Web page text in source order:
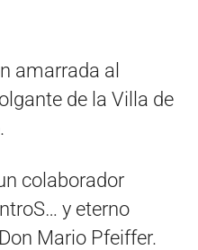
amarrada al
de la Villa de
colaborador
y eterno
Mario Pfeiffer.